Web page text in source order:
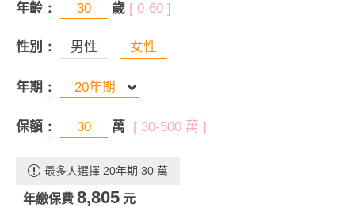
年齡： 歲 [ 0-60 ]
性別： 男性 女性
年期：
保額： 萬 [ 30-500 萬 ]
最多人選擇 20年期 30 萬
年繳保費 8,805 元